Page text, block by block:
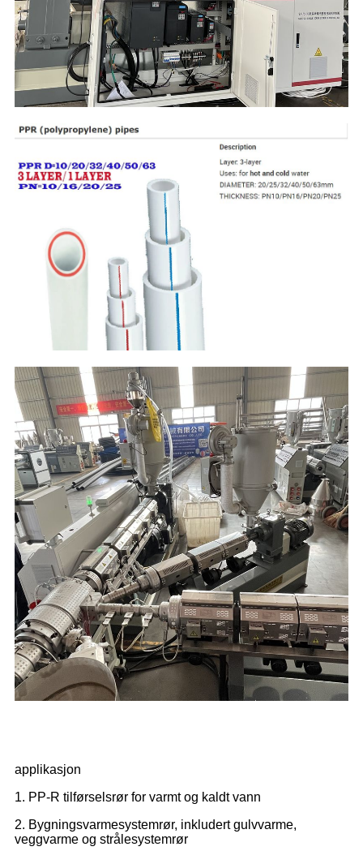
applikasjon
1. PP-R tilførselsrør for varmt og kaldt vann
2. Bygningsvarmesystemrør, inkludert gulvvarme,
veggvarme og strålesystemrør